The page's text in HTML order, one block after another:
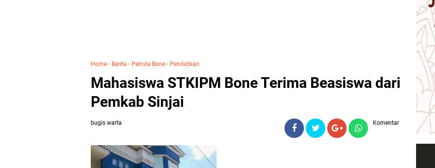
Home › Berita › Pemda Bone › Pendidikan
Mahasiswa STKIPM Bone Terima Beasiswa dari
Pemkab Sinjai
bugis warta Komentar